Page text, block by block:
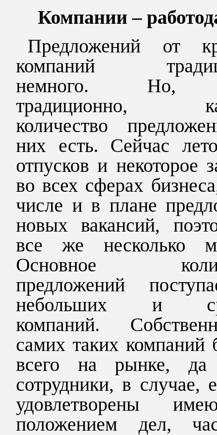
Компании –
Предложений от
компаний
немного. Но,
традиционно,
количество
них есть. Сейчас
отпусков и некоторое
во всех сферах
числе и в плане
новых вакансий,
все же несколько
Основное
предложений
небольших и
компаний.
самих таких компаний
всего на рынке,
сотрудники, в случае,
удовлетворены
положением дел,